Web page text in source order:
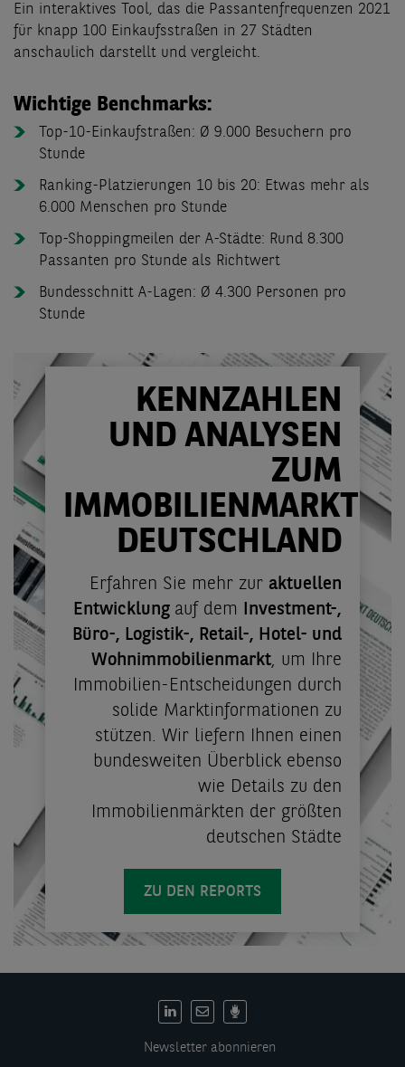
Ein interaktives Tool, das die Passantenfrequenzen 2021
für knapp 100 Einkaufsstraßen in 27 Städten
anschaulich darstellt und vergleicht.
Wichtige Benchmarks:
Top-10-Einkaufstraßen: Ø 9.000 Besuchern pro
Stunde
Ranking-Platzierungen 10 bis 20: Etwas mehr als
6.000 Menschen pro Stunde
Top-Shoppingmeilen der A-Städte: Rund 8.300
Passanten pro Stunde als Richtwert
Bundesschnitt A-Lagen: Ø 4.300 Personen pro
Stunde
KENNZAHLEN
UND ANALYSEN
ZUM
IMMOBILIENMARKT
DEUTSCHLAND
Erfahren Sie mehr zur aktuellen
Entwicklung auf dem
Investment-,
Büro-, Logistik-, Retail-, Hotel- und
Wohnimmobilienmarkt, um Ihre
Immobilien-Entscheidungen durch
solide Marktinformationen zu
stützen. Wir liefern Ihnen einen
bundesweiten Überblick ebenso
wie Details zu den
Immobilienmärkten der größten
deutschen Städte
ZU DEN REPORTS
Newsletter abonnieren